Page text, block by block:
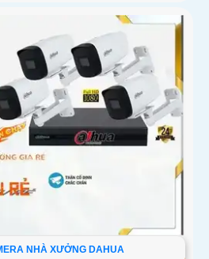
NHÀ XƯỞNG DAHUA